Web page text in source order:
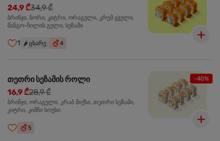
24,9 ₾34,9 ₾
ბრინჯი, ნორი, კიტრი, ორაგული, კრემ ყველი,
მანგო-ჩილის გელი, სეზამი
1 🌶️ ცხარე 4
-40%
თეთრი სეზამის როლი
16,9 ₾28,9 ₾
ბრინჯი, ორაგული, კრაბ მიქსი, თეთრი სეზამი,
კიტრი, კიმჩი სოუსი
5